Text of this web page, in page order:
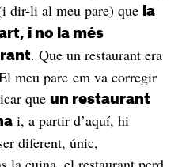
dir-li al meu pare) que la
i no la més
. Que un restaurant era
meu pare em va corregir
que un restaurant
i, a partir d’aquí, hi
diferent, únic,